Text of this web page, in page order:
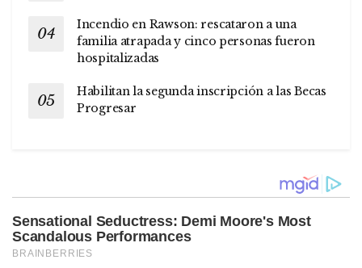
Incendio en Rawson: rescataron a una
familia atrapada y cinco personas fueron
hospitalizadas
Habilitan la segunda inscripción a las Becas
Progresar